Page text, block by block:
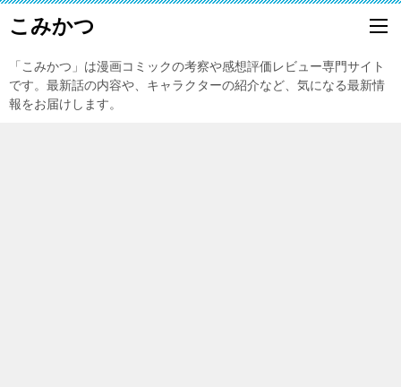
こみかつ
「こみかつ」は漫画コミックの考察や感想評価レビュー専門サイト
です。最新話の内容や、キャラクターの紹介など、気になる最新情
報をお届けします。